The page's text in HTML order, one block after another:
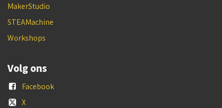
MakerStudio
STEAMachine
Workshops
Volg ons
Facebook
X